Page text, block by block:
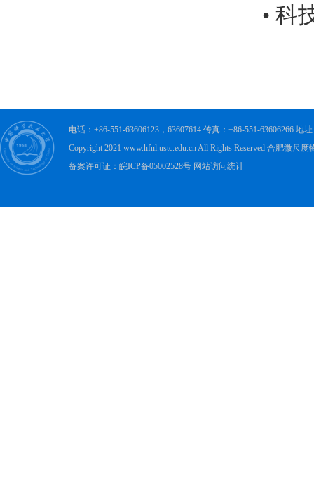
• 科技
电话：+86-551-63606123，63607614 传真：+86-551-63606266 地
Copyright 2021 www.hfnl.ustc.edu.cn All Rights Reserved 合肥微尺
备案许可证：皖ICP备05002528号 网站访问统计